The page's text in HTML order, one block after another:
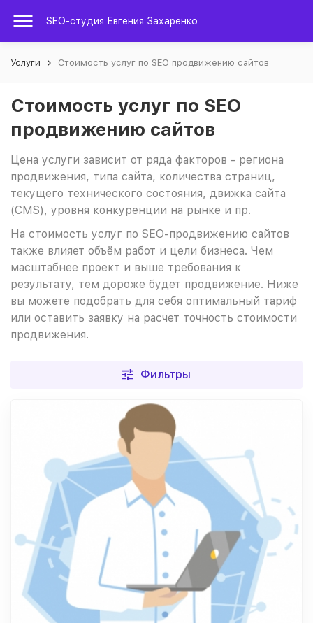
SEO-студия Евгения Захаренко
Услуги Стоимость услуг по SEO продвижению сайтов
Стоимость услуг по SEO
продвижению сайтов
Цена услуги зависит от ряда факторов - региона
продвижения, типа сайта, количества страниц,
текущего технического состояния, движка сайта
(CMS), уровня конкуренции на рынке и пр.
На стоимость услуг по SEO-продвижению сайтов
также влияет объём работ и цели бизнеса. Чем
масштабнее проект и выше требования к
результату, тем дороже будет продвижение. Ниже
вы можете подобрать для себя оптимальный тариф
или оставить заявку на расчет точность стоимости
продвижения.
Фильтры